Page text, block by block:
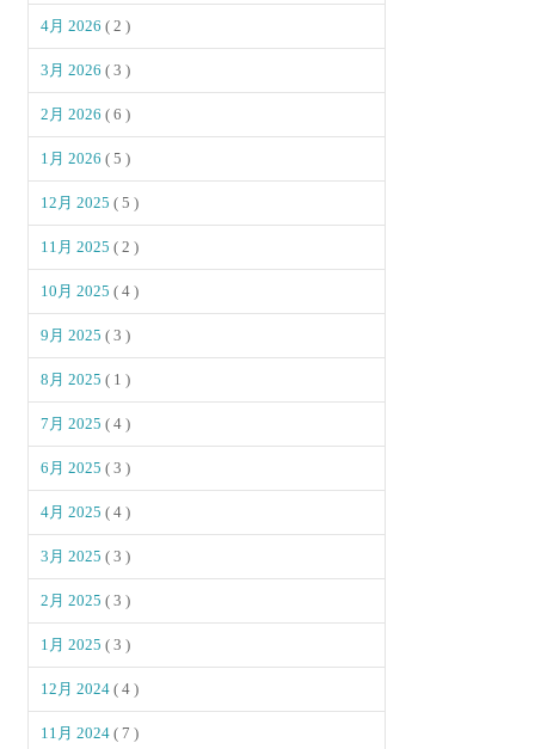
4月 2026( 2 )
3月 2026( 3 )
2月 2026( 6 )
1月 2026( 5 )
12月 2025( 5 )
11月 2025( 2 )
10月 2025( 4 )
9月 2025( 3 )
8月 2025( 1 )
7月 2025( 4 )
6月 2025( 3 )
4月 2025( 4 )
3月 2025( 3 )
2月 2025( 3 )
1月 2025( 3 )
12月 2024( 4 )
11月 2024( 7 )